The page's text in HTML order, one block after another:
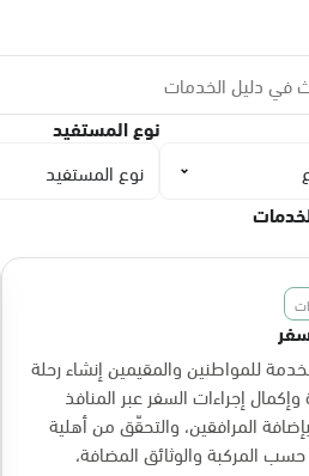
نوع المستفيد
نوع المستفيد
للمواطنين والمقيمين إنشاء رحلة
إجراءات السفر عبر المنافذ
بإضافة المرافقين، والتحقّق من أهلية
المركبة والوثائق المضافة،